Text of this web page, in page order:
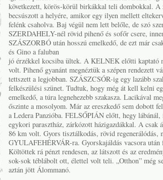
következett, körös-körül birkákkal teli dombokkal. A
becsúszott a helyére, amikor egy ilyen mellett
felénk csaholva. Baj végül nem lett belőle, de szó
SZERDAHELY-nél rövid pihenő és sofőr csere,
SZÁSZORBÓ után hosszú emelkedő, de ezt már
és Gino a faluban
jó érzékkel kocsiba ültek. A KELNEK előtti kaptató
volt. Pihenő gyanánt megnéztük a szépen rendezett
tettszett a legjobban. SZÁSZCSÓR-ig egy lazább
felkészülési szünet. Tudtuk, hogy még át kell kelni
emelkedő, a túra legnehezebb szakasza. Lacikával
őszinte a mosolyom. Már az ereszkedő sem dobott
a Ledera Panzióba. FELSŐPIÁN előtt, hegy lábánál,
egykori parasztház, zárkózott házigazdákkal. A csak
86 km volt. Gyors tisztálkodás, rövid regenerálódás,
GYULAFEHÉRVÁR-ra. Gyorskajáldás vacsora után
Költöttek rá pénzt rendesen, az látszott és az
sok-sok téblábolt ott, élettel volt teli. „Otthon” még
aztán jött Álommanó.